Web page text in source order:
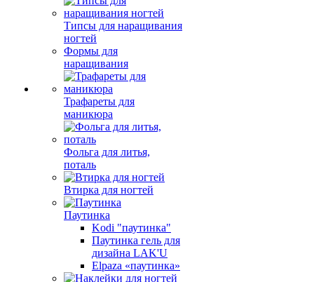
Типсы для наращивания
ногтей
Формы для
наращивания
Трафареты для
маникюра
Фольга для литья,
поталь
Втирка для ногтей
Паутинка
Kodi "паутинка"
Паутинка гель для
дизайна LAK'U
Elpaza «паутинка»